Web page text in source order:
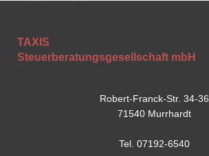
TAXIS
Steuerberatungsgesellschaft mbH
Robert-Franck-Str. 34-36
71540 Murrhardt
Tel. 07192-6540